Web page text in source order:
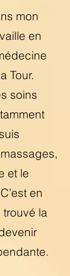
mon
en
Tour.
soins
et le
en
trouvé la